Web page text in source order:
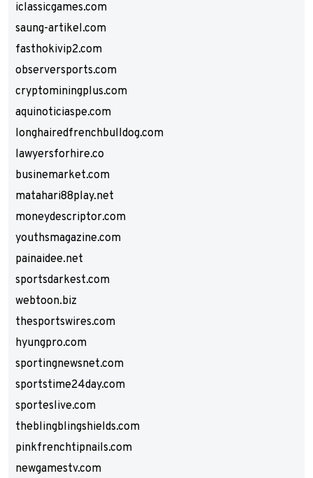
iclassicgames.com
saung-artikel.com
fasthokivip2.com
observersports.com
cryptominingplus.com
aquinoticiaspe.com
longhairedfrenchbulldog.com
lawyersforhire.co
businemarket.com
matahari88play.net
moneydescriptor.com
youthsmagazine.com
painaidee.net
sportsdarkest.com
webtoon.biz
thesportswires.com
hyungpro.com
sportingnewsnet.com
sportstime24day.com
sporteslive.com
theblingblingshields.com
pinkfrenchtipnails.com
newgamestv.com